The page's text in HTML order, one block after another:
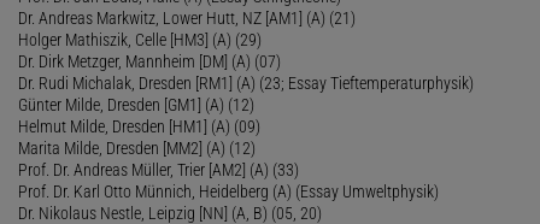
Dr. Andreas Markwitz, Lower Hutt, NZ [AM1] (A) (21)
Holger Mathiszik, Celle [HM3] (A) (29)
Dr. Dirk Metzger, Mannheim [DM] (A) (07)
Dr. Rudi Michalak, Dresden [RM1] (A) (23; Essay Tieftemperaturphysik)
Günter Milde, Dresden [GM1] (A) (12)
Helmut Milde, Dresden [HM1] (A) (09)
Marita Milde, Dresden [MM2] (A) (12)
Prof. Dr. Andreas Müller, Trier [AM2] (A) (33)
Prof. Dr. Karl Otto Münnich, Heidelberg (A) (Essay Umweltphysik)
Dr. Nikolaus Nestle, Leipzig [NN] (A, B) (05, 20)